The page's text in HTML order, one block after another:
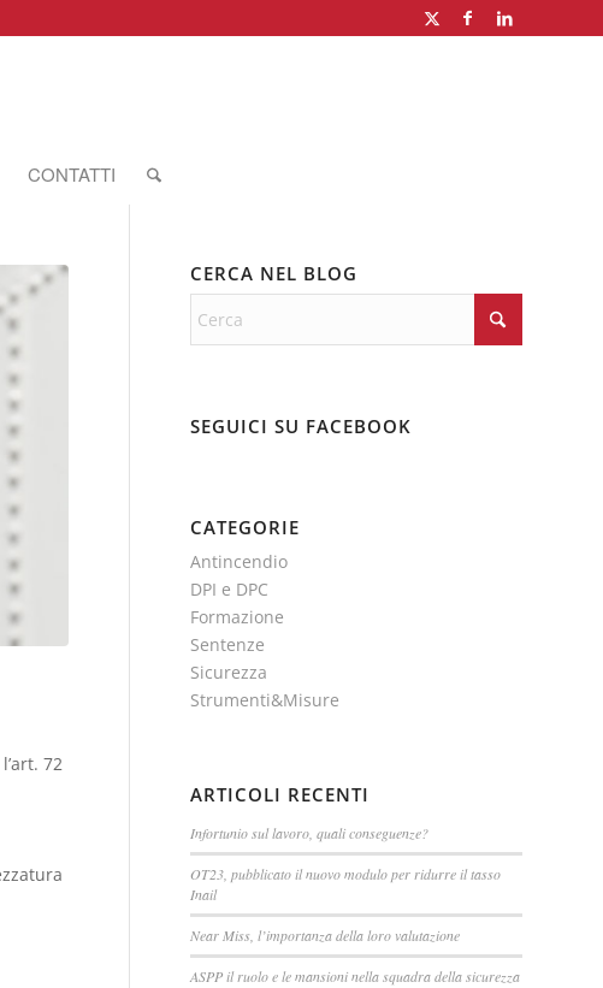
CONTATTI
72
CERCA NEL BLOG
SEGUICI SU FACEBOOK
CATEGORIE
Antincendio
DPI e DPC
Formazione
Sentenze
Sicurezza
Strumenti&Misure
ARTICOLI RECENTI
Infortunio sul lavoro, quali conseguenze?
OT23, pubblicato il nuovo modulo per ridurre il tasso
Inail
Near Miss, l’importanza della loro valutazione
ASPP il ruolo e le mansioni nella squadra della sicurezza